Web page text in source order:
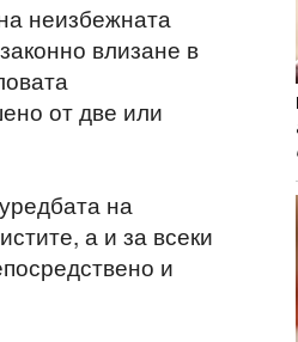
неизбежната
влизане в
от две или
на
а и за всеки
и